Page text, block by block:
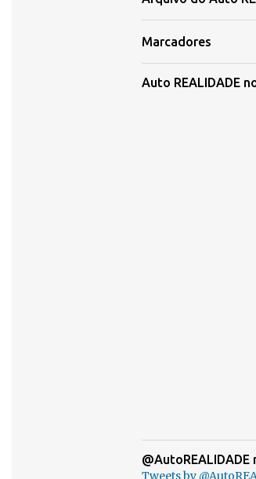
Marcadores
Auto REALIDADE
Tweets by